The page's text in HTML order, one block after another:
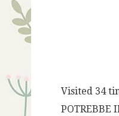
Visited 34
POTREBBE